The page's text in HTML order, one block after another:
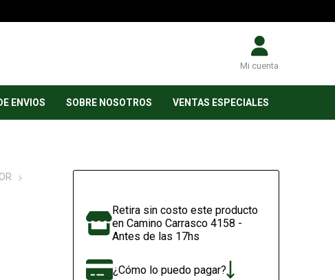
Mi cuenta
ENVIOS SOBRE NOSOTROS VENTAS ESPECIALES
Retira sin costo este producto
en Camino Carrasco 4158 -
Antes de las 17hs
¿Cómo lo puedo pagar?